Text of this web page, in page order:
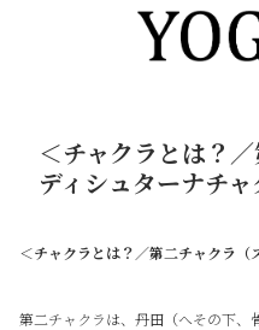
＜チャクラとは？
ディシュターナチ
＜チャクラとは？／第二チャクラ（
第二チャクラは、丹田（へその下、